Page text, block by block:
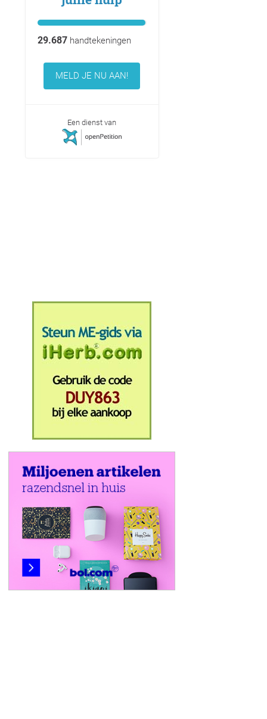
29.687handtekeningen
MELD JE NU AAN!
Een dienst van